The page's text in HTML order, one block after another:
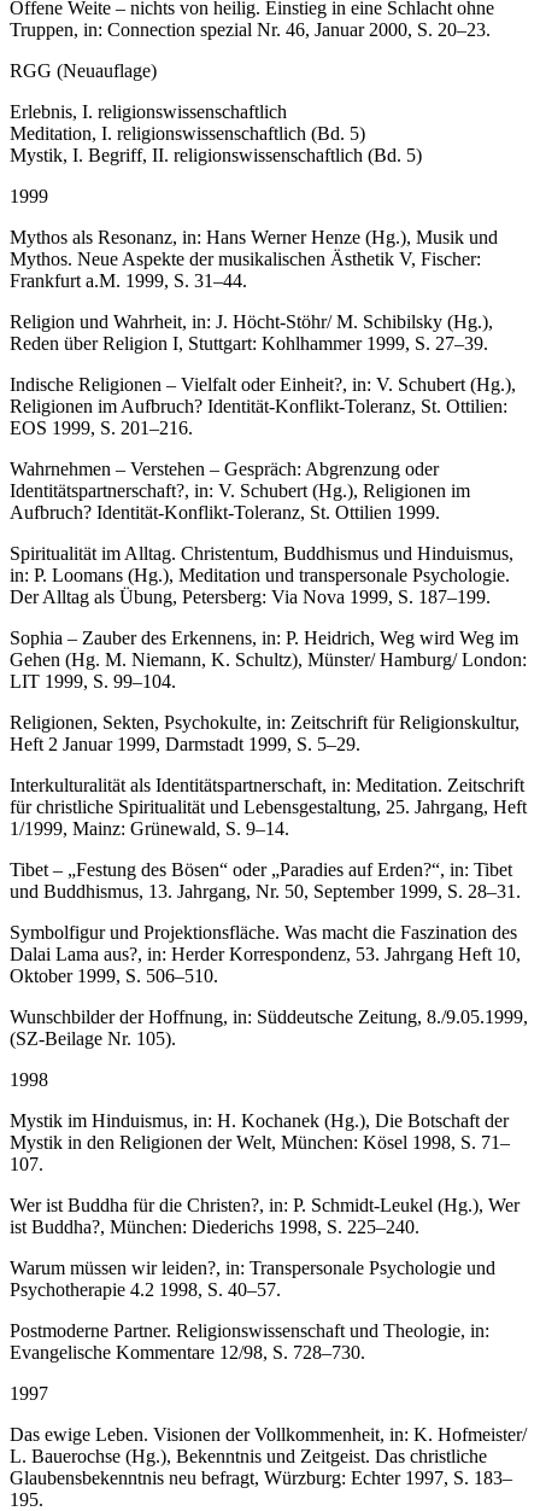
Offene Weite – nichts von heilig. Einstieg in eine Schlacht ohne
Truppen, in: Connection spezial Nr. 46, Januar 2000, S. 20–23.
RGG (Neuauflage)
Erlebnis, I. religionswissenschaftlich
Meditation, I. religionswissenschaftlich (Bd. 5)
Mystik, I. Begriff, II. religionswissenschaftlich (Bd. 5)
1999
Mythos als Resonanz, in: Hans Werner Henze (Hg.), Musik und
Mythos. Neue Aspekte der musikalischen Ästhetik V, Fischer:
Frankfurt a.M. 1999, S. 31–44.
Religion und Wahrheit, in: J. Höcht-Stöhr/ M. Schibilsky (Hg.),
Reden über Religion I, Stuttgart: Kohlhammer 1999, S. 27–39.
Indische Religionen – Vielfalt oder Einheit?, in: V. Schubert (Hg.),
Religionen im Aufbruch? Identität-Konflikt-Toleranz, St. Ottilien:
EOS 1999, S. 201–216.
Wahrnehmen – Verstehen – Gespräch: Abgrenzung oder
Identitätspartnerschaft?, in: V. Schubert (Hg.), Religionen im
Aufbruch? Identität-Konflikt-Toleranz, St. Ottilien 1999.
Spiritualität im Alltag. Christentum, Buddhismus und Hinduismus,
in: P. Loomans (Hg.), Meditation und transpersonale Psychologie.
Der Alltag als Übung, Petersberg: Via Nova 1999, S. 187–199.
Sophia – Zauber des Erkennens, in: P. Heidrich, Weg wird Weg im
Gehen (Hg. M. Niemann, K. Schultz), Münster/ Hamburg/ London:
LIT 1999, S. 99–104.
Religionen, Sekten, Psychokulte, in: Zeitschrift für Religionskultur,
Heft 2 Januar 1999, Darmstadt 1999, S. 5–29.
Interkulturalität als Identitätspartnerschaft, in: Meditation. Zeitschrift
für christliche Spiritualität und Lebensgestaltung, 25. Jahrgang, Heft
1/1999, Mainz: Grünewald, S. 9–14.
Tibet – „Festung des Bösen“ oder „Paradies auf Erden?“, in: Tibet
und Buddhismus, 13. Jahrgang, Nr. 50, September 1999, S. 28–31.
Symbolfigur und Projektionsfläche. Was macht die Faszination des
Dalai Lama aus?, in: Herder Korrespondenz, 53. Jahrgang Heft 10,
Oktober 1999, S. 506–510.
Wunschbilder der Hoffnung, in: Süddeutsche Zeitung, 8./9.05.1999,
(SZ-Beilage Nr. 105).
1998
Mystik im Hinduismus, in: H. Kochanek (Hg.), Die Botschaft der
Mystik in den Religionen der Welt, München: Kösel 1998, S. 71–
107.
Wer ist Buddha für die Christen?, in: P. Schmidt-Leukel (Hg.), Wer
ist Buddha?, München: Diederichs 1998, S. 225–240.
Warum müssen wir leiden?, in: Transpersonale Psychologie und
Psychotherapie 4.2 1998, S. 40–57.
Postmoderne Partner. Religionswissenschaft und Theologie, in:
Evangelische Kommentare 12/98, S. 728–730.
1997
Das ewige Leben. Visionen der Vollkommenheit, in: K. Hofmeister/
L. Bauerochse (Hg.), Bekenntnis und Zeitgeist. Das christliche
Glaubensbekenntnis neu befragt, Würzburg: Echter 1997, S. 183–
195.